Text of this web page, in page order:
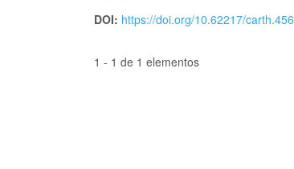
DOI: https://doi.org/10.62217/carth.456
1 - 1 de 1 elementos